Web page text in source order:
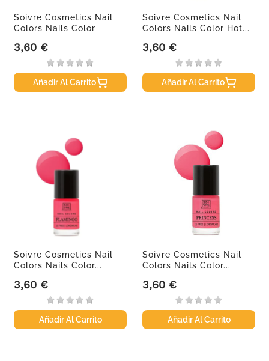
Soivre Cosmetics Nail
Colors Nails Color
Precio
3,60 €
Añadir Al Carrito
Soivre Cosmetics Nail
Colors Nails Color Hot...
Precio
3,60 €
Añadir Al Carrito
Soivre Cosmetics Nail
Colors Nails Color...
Precio
3,60 €
Añadir Al Carrito
Soivre Cosmetics Nail
Colors Nails Color...
Precio
3,60 €
Añadir Al Carrito